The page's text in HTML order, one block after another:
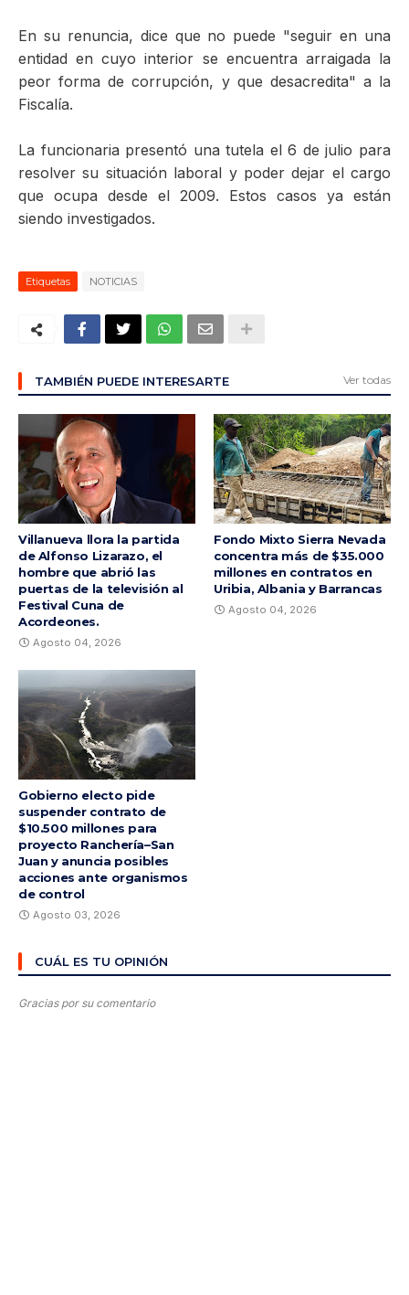
En su renuncia, dice que no puede "seguir en una
entidad en cuyo interior se encuentra arraigada la
peor forma de corrupción, y que desacredita" a la
Fiscalía.
La funcionaria presentó una tutela el 6 de julio para
resolver su situación laboral y poder dejar el cargo
que ocupa desde el 2009. Estos casos ya están
siendo investigados.
Etiquetas NOTICIAS
TAMBIÉN PUEDE INTERESARTE Ver todas
Villanueva llora la partida
de Alfonso Lizarazo, el
hombre que abrió las
puertas de la televisión al
Festival Cuna de
Acordeones.
Agosto 04, 2026
Fondo Mixto Sierra Nevada
concentra más de $35.000
millones en contratos en
Uribia, Albania y Barrancas
Agosto 04, 2026
Gobierno electo pide
suspender contrato de
$10.500 millones para
proyecto Ranchería–San
Juan y anuncia posibles
acciones ante organismos
de control
Agosto 03, 2026
CUÁL ES TU OPINIÓN
Gracias por su comentario